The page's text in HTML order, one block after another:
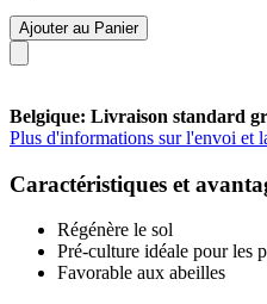
Ajouter au Panier
Belgique: Livraison standard
Plus d'informations sur l'envoi et
Caractéristiques et
Régénère le sol
Pré-culture idéale pour les
Favorable aux abeilles